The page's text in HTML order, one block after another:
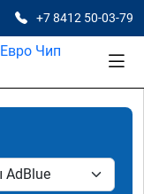
+7 8412 50-03-79